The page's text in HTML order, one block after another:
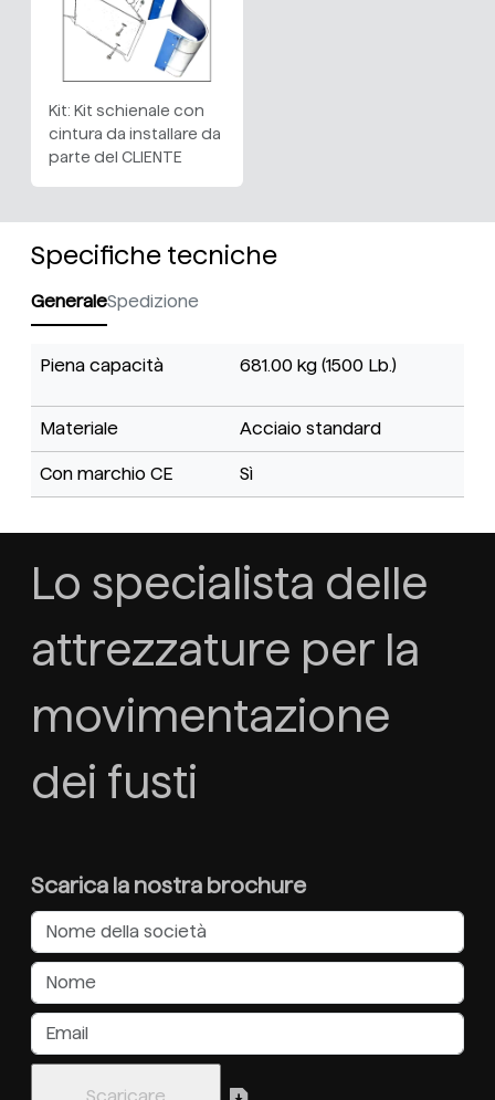
Kit: Kit schienale con
cintura da installare da
parte del CLIENTE
Specifiche tecniche
GeneraleSpedizione
Piena capacità 681.00 kg (1500 Lb.)
Materiale Acciaio standard
Con marchio CE Sì
Lo specialista delle
attrezzature per la
movimentazione
dei fusti
Scarica la nostra brochure